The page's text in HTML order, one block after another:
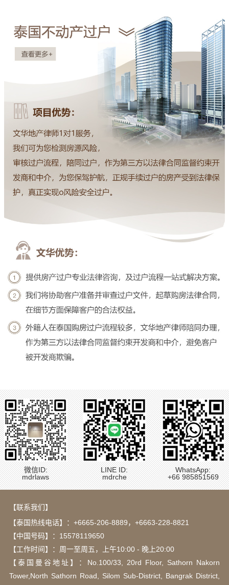
微信ID:
mdrlaws
LINE ID:
mdrche
WhatsApp:
+66 985851569
【联系我们】
【泰国热线电话】： +6665-206-8889， +6663-228-8821
【中国号码】：15578119650
【工作时间】：周一至周五，上午10:00 - 晚上20:00
【泰国曼谷地址】：Νο.100/33, 20rd Floor, Sathorn Nakorn
Tower,North Sathorn Road, Silom Sub-District, Bangrak District,